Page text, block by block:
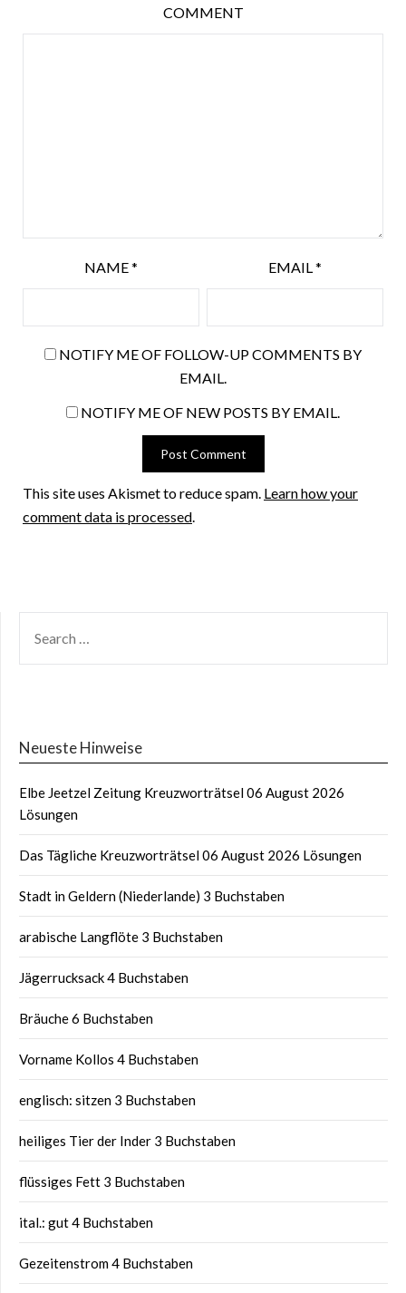
COMMENT
NAME* EMAIL *
NOTIFY ME OF FOLLOW-UP COMMENTS BY
EMAIL.
NOTIFY ME OF NEW POSTS BY EMAIL.
This site uses Akismet to reduce spam. Learn how your
comment data is processed
Neueste Hinweise
Elbe Jeetzel Zeitung Kreuzworträtsel 06 August 2026
Lösungen
Das Tägliche Kreuzworträtsel 06 August 2026 Lösungen
Stadt in Geldern (Niederlande) 3 Buchstaben
arabische Langflöte 3 Buchstaben
Jägerrucksack 4 Buchstaben
Bräuche 6 Buchstaben
Vorname Kollos 4 Buchstaben
englisch: sitzen 3 Buchstaben
heiliges Tier der Inder 3 Buchstaben
flüssiges Fett 3 Buchstaben
ital.: gut 4 Buchstaben
Gezeitenstrom 4 Buchstaben